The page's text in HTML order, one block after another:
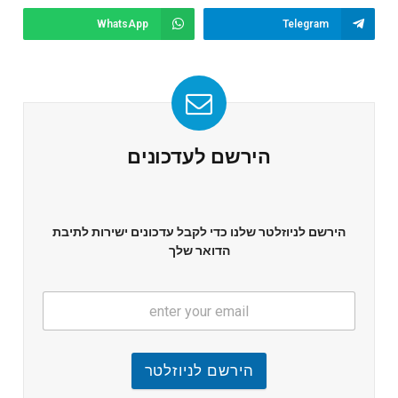
Telegram
WhatsApp
הירשם לעדכונים
הירשם לניוזלטר שלנו כדי לקבל עדכונים ישירות לתיבת
הדואר שלך
הירשם לניוזלטר